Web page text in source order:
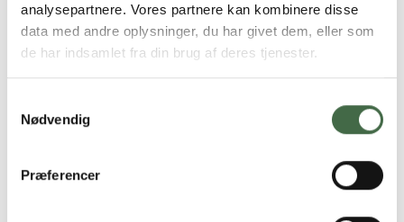
analysepartnere. Vores partnere kan kombinere disse
data med andre oplysninger, du har givet dem, eller som
de har indsamlet fra din brug af deres tjenester.
Nødvendig
Præferencer
Nye arbejdsmiljøvejledninger
Arbejdstilsynet har fjernet flere AT-vejledninger
arbejdsmiljø) har udviklet. Der kommer hele tiden nye
materialer, der gør det lettere for
situationer. Find alt materialet på